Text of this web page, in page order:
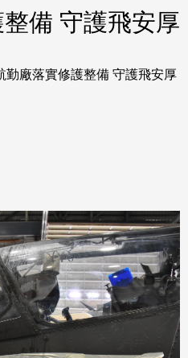
備 守護飛安厚
勤廠落實修護整備 守護飛安厚